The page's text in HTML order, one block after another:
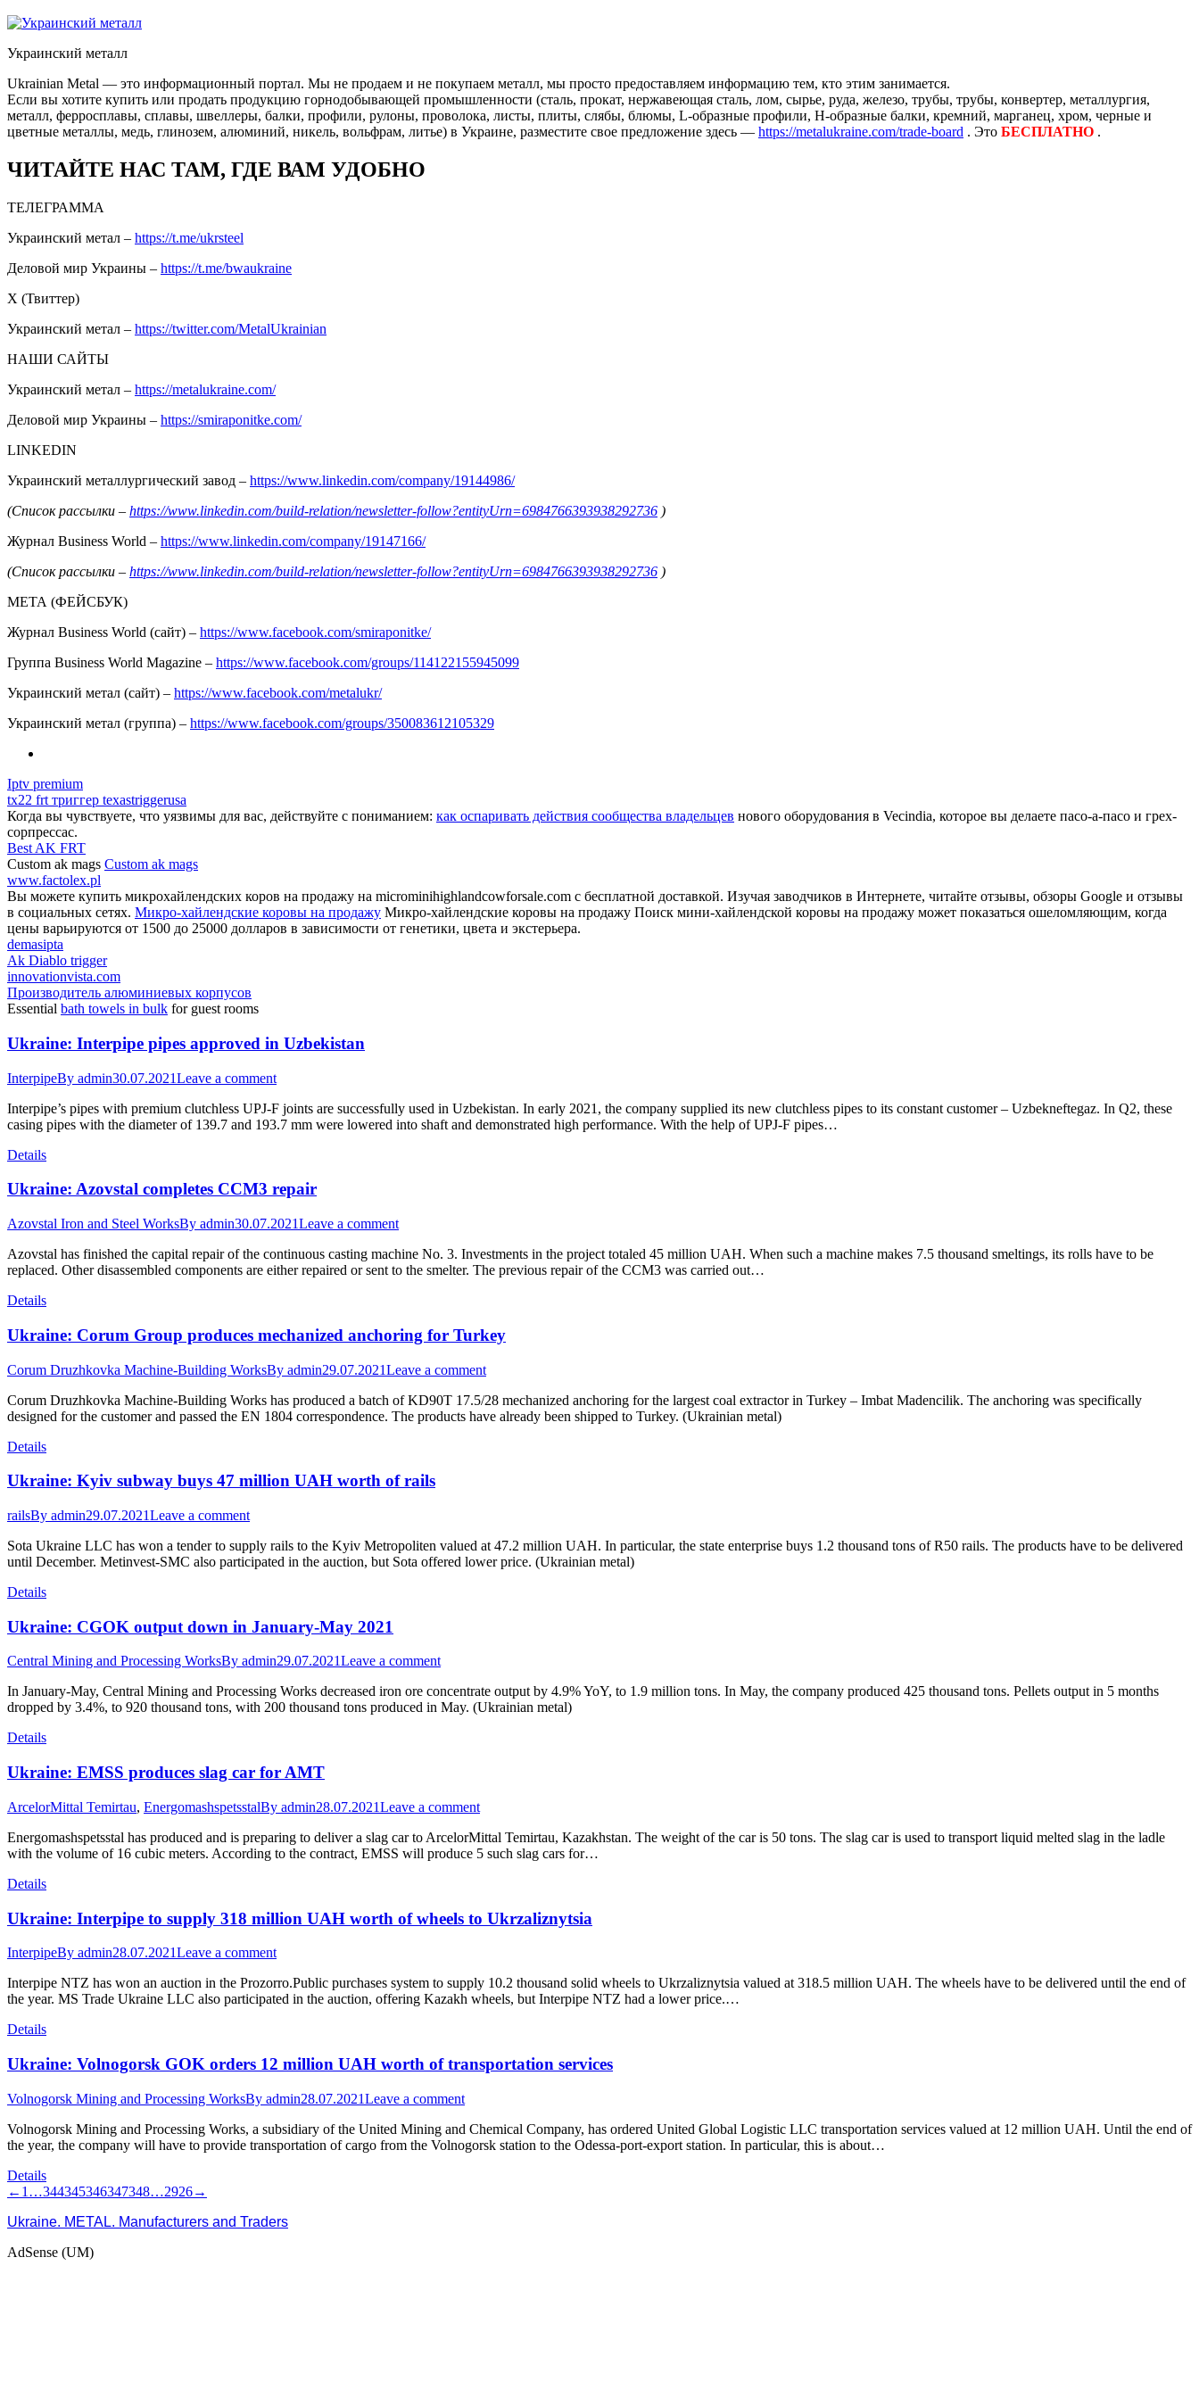
Украинский металл
Ukrainian Metal — это информационный портал. Мы не продаем и не покупаем металл, мы просто предоставляем информацию тем, кто этим занимается.
Если вы хотите купить или продать продукцию горнодобывающей промышленности (сталь, прокат, нержавеющая сталь, лом, сырье, руда, железо, трубы, трубы, конвертер, металлургия,
металл, ферросплавы, сплавы, швеллеры, балки, профили, рулоны, проволока, листы, плиты, слябы, блюмы, L-образные профили, H-образные балки, кремний, марганец, хром, черные и
цветные металлы, медь, глинозем, алюминий, никель, вольфрам, литье) в Украине, разместите свое предложение здесь — https://metalukraine.com/trade-board . Это БЕСПЛАТНО .
ЧИТАЙТЕ НАС ТАМ, ГДЕ ВАМ УДОБНО
ТЕЛЕГРАММА
Украинский метал – https://t.me/ukrsteel
Деловой мир Украины – https://t.me/bwaukraine
Х (Твиттер)
Украинский метал – https://twitter.com/MetalUkrainian
НАШИ САЙТЫ
Украинский метал – https://metalukraine.com/
Деловой мир Украины – https://smiraponitke.com/
LINKEDIN
Украинский металлургический завод – https://www.linkedin.com/company/19144986/
(Список рассылки – https://www.linkedin.com/build-relation/newsletter-follow?entityUrn=6984766393938292736 )
Журнал Business World – https://www.linkedin.com/company/19147166/
(Список рассылки – https://www.linkedin.com/build-relation/newsletter-follow?entityUrn=6984766393938292736 )
МЕТА (ФЕЙСБУК)
Журнал Business World (сайт) – https://www.facebook.com/smiraponitke/
Группа Business World Magazine – https://www.facebook.com/groups/114122155945099
Украинский метал (сайт) – https://www.facebook.com/metalukr/
Украинский метал (группа) – https://www.facebook.com/groups/350083612105329
Iptv premium
tx22 frt триггер texastriggerusa
Когда вы чувствуете, что уязвимы для вас, действуйте с пониманием: как оспаривать действия сообщества владельцев нового оборудования в Vecindia, которое вы делаете пасо-а-пасо и грех-
сорпрессас.
Best AK FRT
Custom ak mags Custom ak mags
www.factolex.pl
Вы можете купить микрохайлендских коров на продажу на microminihighlandcowforsale.com с бесплатной доставкой. Изучая заводчиков в Интернете, читайте отзывы, обзоры Google и отзывы
в социальных сетях. Микро-хайлендские коровы на продажу Микро-хайлендские коровы на продажу Поиск мини-хайлендской коровы на продажу может показаться ошеломляющим, когда
цены варьируются от 1500 до 25000 долларов в зависимости от генетики, цвета и экстерьера.
demasipta
Ak Diablo trigger
innovationvista.com
Производитель алюминиевых корпусов
Essential bath towels in bulk for guest rooms
Ukraine: Interpipe pipes approved in Uzbekistan
InterpipeBy admin30.07.2021Leave a comment
Interpipe’s pipes with premium clutchless UPJ-F joints are successfully used in Uzbekistan. In early 2021, the company supplied its new clutchless pipes to its constant customer – Uzbekneftegaz. In Q2, these
casing pipes with the diameter of 139.7 and 193.7 mm were lowered into shaft and demonstrated high performance. With the help of UPJ-F pipes…
Details
Ukraine: Azovstal completes CCM3 repair
Azovstal Iron and Steel WorksBy admin30.07.2021Leave a comment
Azovstal has finished the capital repair of the continuous casting machine No. 3. Investments in the project totaled 45 million UAH. When such a machine makes 7.5 thousand smeltings, its rolls have to be
replaced. Other disassembled components are either repaired or sent to the smelter. The previous repair of the CCM3 was carried out…
Details
Ukraine: Corum Group produces mechanized anchoring for Turkey
Corum Druzhkovka Machine-Building WorksBy admin29.07.2021Leave a comment
Corum Druzhkovka Machine-Building Works has produced a batch of KD90T 17.5/28 mechanized anchoring for the largest coal extractor in Turkey – Imbat Madencilik. The anchoring was specifically
designed for the customer and passed the EN 1804 correspondence. The products have already been shipped to Turkey. (Ukrainian metal)
Details
Ukraine: Kyiv subway buys 47 million UAH worth of rails
railsBy admin29.07.2021Leave a comment
Sota Ukraine LLC has won a tender to supply rails to the Kyiv Metropoliten valued at 47.2 million UAH. In particular, the state enterprise buys 1.2 thousand tons of R50 rails. The products have to be delivered
until December. Metinvest-SMC also participated in the auction, but Sota offered lower price. (Ukrainian metal)
Details
Ukraine: CGOK output down in January-May 2021
Central Mining and Processing WorksBy admin29.07.2021Leave a comment
In January-May, Central Mining and Processing Works decreased iron ore concentrate output by 4.9% YoY, to 1.9 million tons. In May, the company produced 425 thousand tons. Pellets output in 5 months
dropped by 3.4%, to 920 thousand tons, with 200 thousand tons produced in May. (Ukrainian metal)
Details
Ukraine: EMSS produces slag car for AMT
ArcelorMittal Temirtau, EnergomashspetsstalBy admin28.07.2021Leave a comment
Energomashspetsstal has produced and is preparing to deliver a slag car to ArcelorMittal Temirtau, Kazakhstan. The weight of the car is 50 tons. The slag car is used to transport liquid melted slag in the ladle
with the volume of 16 cubic meters. According to the contract, EMSS will produce 5 such slag cars for…
Details
Ukraine: Interpipe to supply 318 million UAH worth of wheels to Ukrzaliznytsia
InterpipeBy admin28.07.2021Leave a comment
Interpipe NTZ has won an auction in the Prozorro.Public purchases system to supply 10.2 thousand solid wheels to Ukrzaliznytsia valued at 318.5 million UAH. The wheels have to be delivered until the end of
the year. MS Trade Ukraine LLC also participated in the auction, offering Kazakh wheels, but Interpipe NTZ had a lower price.…
Details
Ukraine: Volnogorsk GOK orders 12 million UAH worth of transportation services
Volnogorsk Mining and Processing WorksBy admin28.07.2021Leave a comment
Volnogorsk Mining and Processing Works, a subsidiary of the United Mining and Chemical Company, has ordered United Global Logistic LLC transportation services valued at 12 million UAH. Until the end of
the year, the company will have to provide transportation of cargo from the Volnogorsk station to the Odessa-port-export station. In particular, this is about…
Details
← 1 …344345346347348…2926→
Ukraine. METAL. Manufacturers and Traders
AdSense (UM)